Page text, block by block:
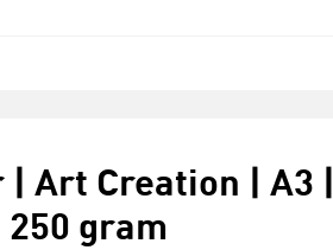
Art Creation | A3 |
gram